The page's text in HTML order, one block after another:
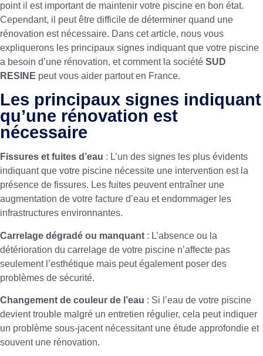
point il est important de maintenir votre piscine en bon état.
Cependant, il peut être difficile de déterminer quand une
rénovation est nécessaire. Dans cet article, nous vous
expliquerons les principaux signes indiquant que votre piscine
a besoin d’une rénovation, et comment la société SUD
RESINE peut vous aider partout en France.
Les principaux signes indiquant
qu’une rénovation est
nécessaire
Fissures et fuites d’eau : L’un des signes les plus évidents
indiquant que votre piscine nécessite une intervention est la
présence de fissures. Les fuites peuvent entraîner une
augmentation de votre facture d’eau et endommager les
infrastructures environnantes.
Carrelage dégradé ou manquant : L’absence ou la
détérioration du carrelage de votre piscine n’affecte pas
seulement l’esthétique mais peut également poser des
problèmes de sécurité.
Changement de couleur de l’eau : Si l’eau de votre piscine
devient trouble malgré un entretien régulier, cela peut indiquer
un problème sous-jacent nécessitant une étude approfondie et
souvent une rénovation.